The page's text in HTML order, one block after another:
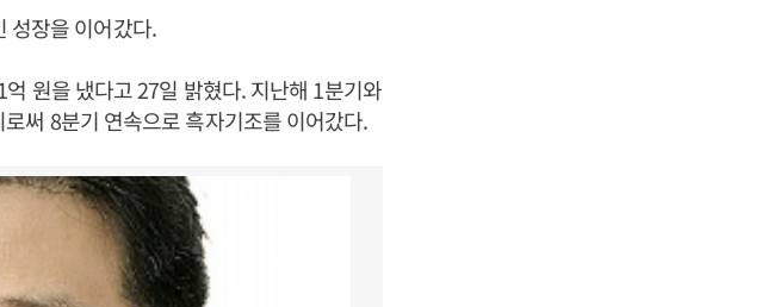
성장을 이어갔다.
원을 냈다고 27일 밝혔다. 지난해 1분기와
써 8분기 연속으로 흑자기조를 이어갔다.